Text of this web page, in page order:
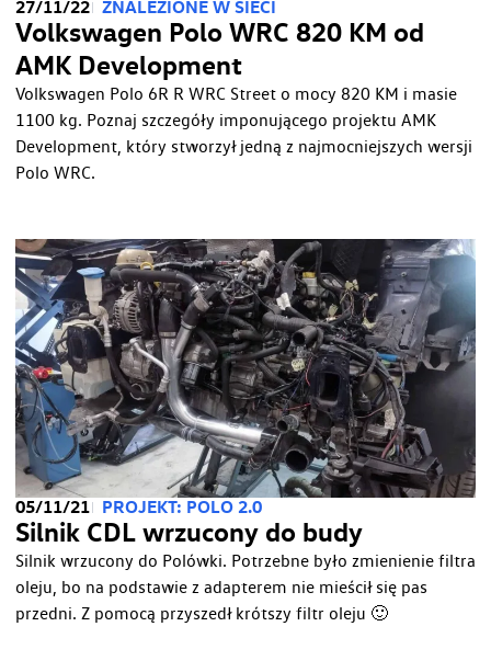
27/11/22 ZNALEZIONE W SIECI
Volkswagen Polo WRC 820 KM od
AMK Development
Volkswagen Polo 6R R WRC Street o mocy 820 KM i masie
1100 kg. Poznaj szczegóły imponującego projektu AMK
Development, który stworzył jedną z najmocniejszych wersji
Polo WRC.
05/11/21 PROJEKT: POLO 2.0
Silnik CDL wrzucony do budy
Silnik wrzucony do Polówki. Potrzebne było zmienienie filtra
oleju, bo na podstawie z adapterem nie mieścił się pas
przedni. Z pomocą przyszedł krótszy filtr oleju 🙂